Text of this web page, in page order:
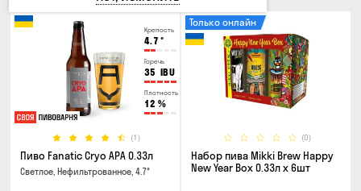
Крепость
4.7 °
Горечь
35 IBU
Плотность
12 %
(1)
Пиво Fanatic Cryo APA 0.33л
Светлое, Нефильтрованное, 4.7°
(0)
Только онлайн
Набор пива Mikki Brew Happy
New Year Box 0.33л x 6шт